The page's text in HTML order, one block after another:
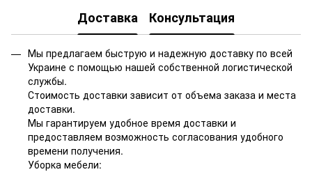
Доставка Консультация
Мы предлагаем быструю и надежную доставку по всей
Украине с помощью нашей собственной логистической
службы.
Стоимость доставки зависит от объема заказа и места
доставки.
Мы гарантируем удобное время доставки и
предоставляем возможность согласования удобного
времени получения.
Уборка мебели: